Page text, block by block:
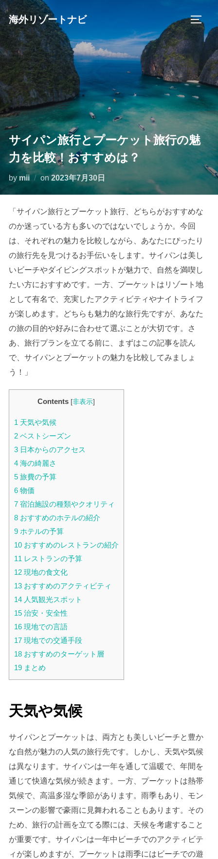
コ
ン
テ
ン
ツ
へ
ス
キ
ッ
プ
海外リゾートナビ サイド
サイパン旅行とプーケット旅行の魅
力を比較！おすすめは？
by mii on投
2023年7月30日
「サイパン旅行とプーケット旅行、どちらがおすすめな
のか迷っている方も多いのではないでしょうか。今回
は、それぞれの魅力を比較しながら、あなたにぴったり
の旅行先を見つけるお手伝いをします。サイパンは美し
いビーチやダイビングスポットが魅力で、自然を満喫し
たい方におすすめです。一方、プーケットはリゾート地
として有名で、充実したアクティビティやナイトライフ
が楽しめます。どちらも魅力的な旅行先ですが、あなた
の旅の目的や好みに合わせて選ぶことが大切です。さ
あ、旅行プランを立てる前に、まずはこの記事を読ん
で、サイパンとプーケットの魅力を比較してみましょ
う！」
Contents [非表示]
1 天気や気候
2ベストシーズン
3日本からのアクセス
4海の綺麗さ
5旅費の予算
6物価
7宿泊施設の種類やクオリティ
8おすすめのホテルの紹介
9ホテルの予算
10おすすめのレストランの紹介
11 レストランの予算
12現地の食文化
13おすすめのアクティビティ
14人気観光スポット
15治安・安全性
16現地での言語
17現地での交通手段
18おすすめのターゲット層
19まとめ
天気や気候
サイパンとプーケットは、両方とも美しいビーチと豊か
な自然が魅力の人気の旅行先です。しかし、天気や気候
は異なります。サイパンは一年を通して温暖で、年間を
通じて快適な気候が続きます。一方、プーケットは熱帯
気候で、高温多湿な季節があります。雨季もあり、モン
スーンの影響で豪雨に見舞われることもあります。その
ため、旅行の計画を立てる際には、天候を考慮すること
が重要です。サイパンは一年中ビーチでのアクティビテ
ィが楽しめますが、プーケットは雨季にはビーチでの遊